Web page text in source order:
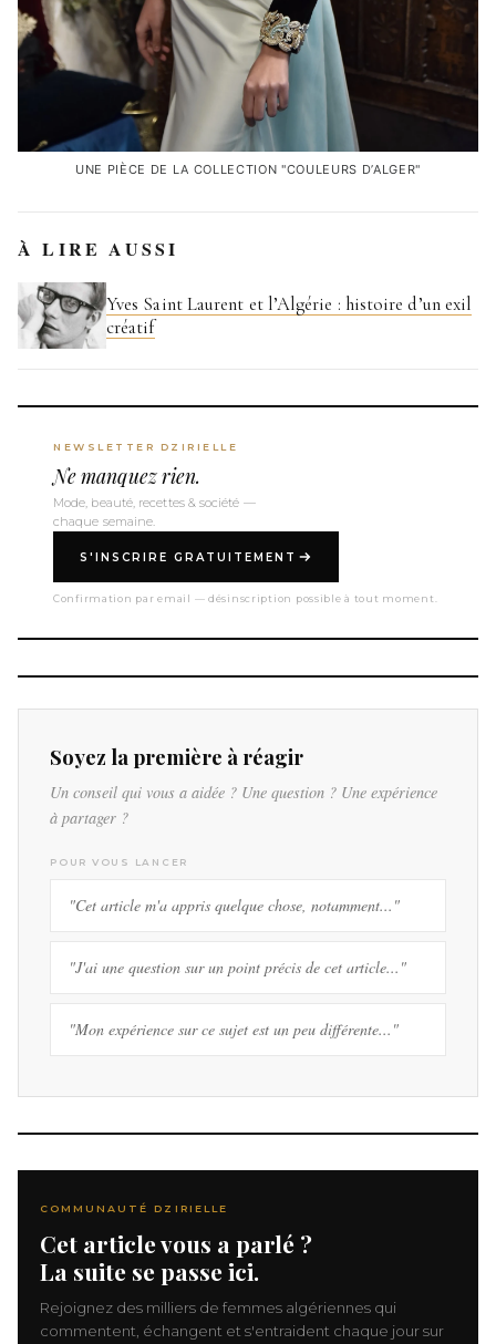
UNE PIÈCE DE LA COLLECTION "COULEURS D’ALGER"
À LIRE AUSSI
Yves Saint Laurent et l’Algérie : histoire d’un exil
créatif
NEWSLETTER DZIRIELLE
Ne manquez rien.
Mode, beauté, recettes & société —
chaque semaine.
S'INSCRIRE GRATUITEMENT
Confirmation par email — désinscription possible à tout moment.
Soyez la première à réagir
Un conseil qui vous a aidée ? Une question ? Une expérience
à partager ?
POUR VOUS LANCER
"Cet article m'a appris quelque chose, notamment..."
"J'ai une question sur un point précis de cet article..."
"Mon expérience sur ce sujet est un peu différente..."
COMMUNAUTÉ DZIRIELLE
Cet article vous a parlé ?
La suite se passe ici.
Rejoignez des milliers de femmes algériennes qui
commentent, échangent et s'entraident chaque jour sur